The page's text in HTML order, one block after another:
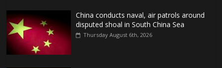
China conducts naval, air patrols around
disputed shoal in South China Sea
Thursday August 6th, 2026